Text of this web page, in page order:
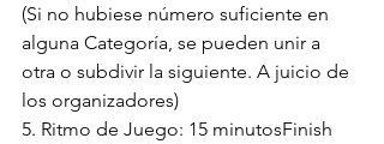
(Si no hubiese número suficiente en
alguna Categoría, se pueden unir a
otra o subdivir la siguiente. A juicio de
los organizadores)
5. Ritmo de Juego: 15 minutosFinish